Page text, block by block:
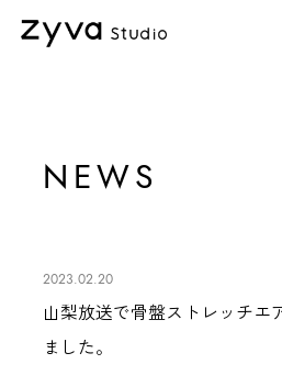
NEWS
2023.02.20
山梨放送で骨盤ストレッチエ
ました。